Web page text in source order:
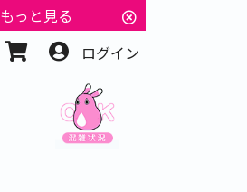
もっと見る
ログイン